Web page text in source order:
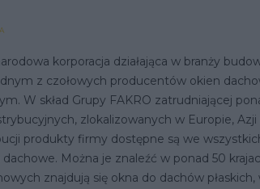
korporacja działająca w branży
z czołowych producentów okien
W skład Grupy FAKRO zatrudniającej
zlokalizowanych w Europie,
produkty firmy dostępne są we
Można je znaleźć w ponad 50
znajdują się okna do dachów